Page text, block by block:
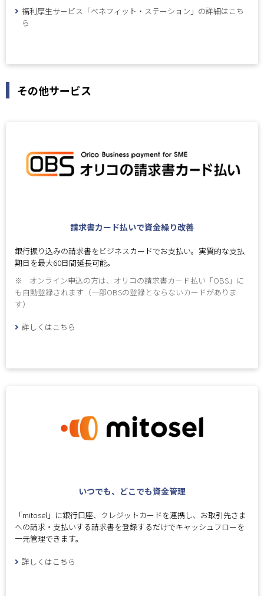
福利厚生サービス「ベネフィット・ステーション」の詳細はこち
ら
その他サービス
請求書カード払いで資金繰り改善
銀行振り込みの請求書をビジネスカードでお支払い。実質的な支払
期日を最大60日間延長可能。
※
オンライン申込の方は、オリコの請求書カード払い「OBS」に
も自動登録されます（一部OBSの登録とならないカードがありま
す）
詳しくはこちら
いつでも、どこでも資金管理
「mitosel」に銀行口座、クレジットカードを連携し、お取引先さま
への請求・支払いする請求書を登録するだけでキャッシュフローを
一元管理できます。
詳しくはこちら